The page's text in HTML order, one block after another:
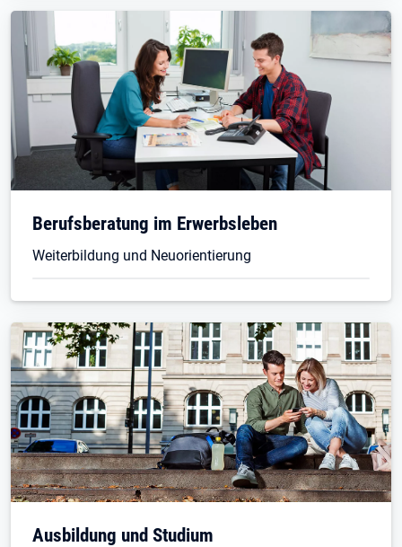
Berufsberatung im Erwerbsleben
Weiterbildung und Neuorientierung
Ausbildung und Studium